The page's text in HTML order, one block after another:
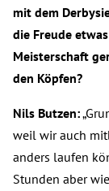
mit dem
die Freude
Meisterschaft
den Köpfen?
Nils Butzen:
weil wir auch
anders laufen
Stunden aber